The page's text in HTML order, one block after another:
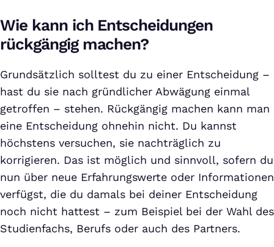
Wie kann ich Entscheidungen
rückgängig machen?
Grundsätzlich solltest du zu einer Entscheidung –
hast du sie nach gründlicher Abwägung einmal
getroffen – stehen. Rückgängig machen kann man
eine Entscheidung ohnehin nicht. Du kannst
höchstens versuchen, sie nachträglich zu
korrigieren. Das ist möglich und sinnvoll, sofern du
nun über neue Erfahrungswerte oder Informationen
verfügst, die du damals bei deiner Entscheidung
noch nicht hattest – zum Beispiel bei der Wahl des
Studienfachs, Berufs oder auch des Partners.